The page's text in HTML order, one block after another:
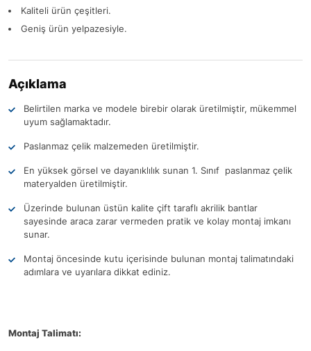
Kaliteli ürün çeşitleri.
Geniş ürün yelpazesiyle.
Açıklama
Belirtilen marka ve modele birebir olarak üretilmiştir, mükemmel
uyum sağlamaktadır.
Paslanmaz çelik malzemeden üretilmiştir.
En yüksek görsel ve dayanıklılık sunan 1. Sınıf paslanmaz çelik
materyalden üretilmiştir.
Üzerinde bulunan üstün kalite çift taraflı akrilik bantlar
sayesinde araca zarar vermeden pratik ve kolay montaj imkanı
sunar.
Montaj öncesinde kutu içerisinde bulunan montaj talimatındaki
adımlara ve uyarılara dikkat ediniz.
Montaj Talimatı: